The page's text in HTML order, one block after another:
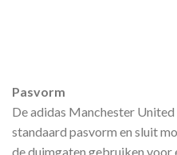
Pasvorm
De adidas Manchester
standaard pasvorm en sluit
de duimgaten gebruiken